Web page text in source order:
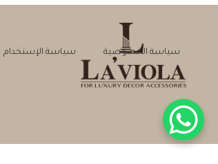
سياسة الخصوصية سياسة الإستخدام